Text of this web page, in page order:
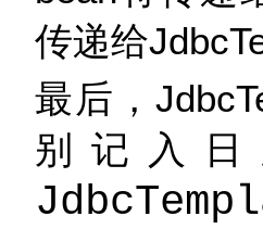
传递给
最后，
别记入日